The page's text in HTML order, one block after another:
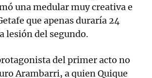
una medular muy creativa e
que apenas duraría 24
lesión del segundo.
del primer acto no
Arambarri, a quien Quique